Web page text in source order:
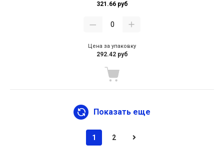
321.66 руб
Цена за упаковку
292.42 руб
Показать еще
1 2